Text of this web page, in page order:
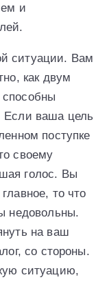
и
ситуации. Вам
как двум
Если ваша цель
поступке
своему
голос. Вы
то что
недовольны.
на ваш
со стороны.
ситуацию,